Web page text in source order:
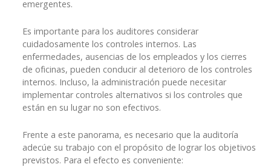
emergentes.
Es importante para los auditores considerar
cuidadosamente los controles internos. Las
enfermedades, ausencias de los empleados y los cierres
de oficinas, pueden conducir al deterioro de los controles
internos. Incluso, la administración puede necesitar
implementar controles alternativos si los controles que
están en su lugar no son efectivos.
Frente a este panorama, es necesario que la auditoría
adecúe su trabajo con el propósito de lograr los objetivos
previstos. Para el efecto es conveniente: